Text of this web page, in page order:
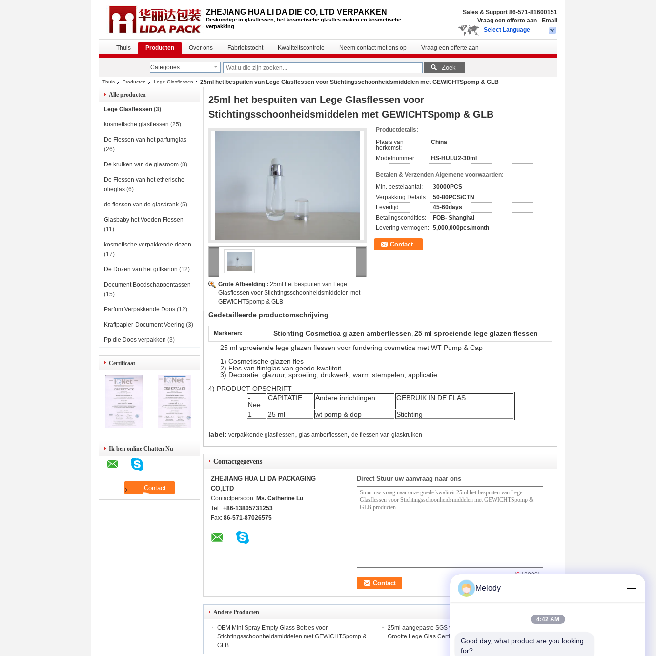
ZHEJIANG HUA LI DA DIE CO, LTD VERPAKKEN
Deskundige in glasflessen, het kosmetische glasfles maken en kosmetische
verpakking
Sales & Support 86-571-81600151
Vraag een offerte aan - Email
Select Language
Thuis Producten Over ons Fabriekstocht Kwaliteitscontrole Neem contact met ons op Vraag een offerte aan
Categories Zoek
Thuis Producten Lege Glasflessen
25ml het bespuiten van Lege Glasflessen voor Stichtingsschoonheidsmiddelen met GEWICHTSpomp & GLB
Alle producten
Lege Glasflessen (3)
kosmetische glasflessen (25)
De Flessen van het parfumglas
(26)
De kruiken van de glasroom (8)
De Flessen van het etherische
olieglas (6)
de flessen van de glasdrank (5)
Glasbaby het Voeden Flessen
(11)
kosmetische verpakkende dozen
(17)
De Dozen van het giftkarton (12)
Document Boodschappentassen
(15)
Parfum Verpakkende Doos (12)
Kraftpapier-Document Voering (3)
Pp die Doos verpakken (3)
Certificaat
Ik ben online Chatten Nu
25ml het bespuiten van Lege Glasflessen voor
Stichtingsschoonheidsmiddelen met GEWICHTSpomp & GLB
Grote Afbeelding : 25ml het bespuiten van Lege
Glasflessen voor Stichtingsschoonheidsmiddelen met
GEWICHTSpomp & GLB
Productdetails:
Plaats van
herkomst:
China
Modelnummer: HS-HULU2-30ml
Betalen & Verzenden Algemene voorwaarden:
Min. bestelaantal:
30000PCS
Verpakking Details:
50-80PCS/CTN
Levertijd:
45-60days
Betalingscondities:
FOB- Shanghai
Levering vermogen: 5,000,000pcs/month
Contact
Gedetailleerde productomschrijving
Markeren: Stichting Cosmetica glazen amberflessen, 25 ml sproeiende lege glazen flessen
25 ml sproeiende lege glazen flessen voor fundering cosmetica met WT Pump & Cap
1) Cosmetische glazen fles
2) Fles van flintglas van goede kwaliteit
3) Decoratie: glazuur, sproeiing, drukwerk, warm stempelen, applicatie
4) PRODUCT OPSCHRIFT
-
Nee.
CAPITATIE Andere inrichtingen GEBRUIK IN DE FLAS
1 25 ml wt pomp & dop Stichting
label: verpakkende glasflessen, glas amberflessen, de flessen van glaskruiken
Contactgegevens
ZHEJIANG HUA LI DA PACKAGING
CO,LTD
Contactpersoon: Ms. Catherine Lu
Tel.: +86-13805731253
Fax: 86-571-87026575
Direct Stuur uw aanvraag naar ons
(0/ 3000)
Andere Producten
OEM Mini Spray Empty Glass Bottles voor
Stichtingsschoonheidsmiddelen met GEWICHTSpomp &
GLB
25ml aangepaste SGS van de Stichtingsflessen van het
Grootte Lege Glas Certificatie
Melody
4:42 AM
Good day, what product are you looking
for?